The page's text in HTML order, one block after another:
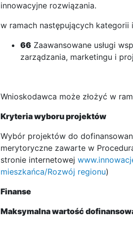
innowacyjne rozwiązania.
w ramach następujących kategorii
66 Zaawansowane usługi
zarządzania, marketingu i
Wnioskodawca może złożyć w
Kryteria wyboru projektów
Wybór projektów do
merytoryczne zawarte w
stronie internetowej
mieszkańca/Rozwój regionu)
Finanse
Maksymalna wartość